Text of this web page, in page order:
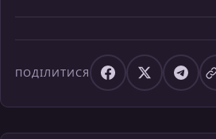
ПОДІЛИТИСЯ